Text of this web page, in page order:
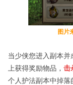
图片
当少侠您进入副本并
上获得奖励物品， 击
个人护法副本中掉落